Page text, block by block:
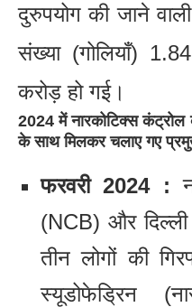
दुरुपयोग की जाने
संख्या (गोलियाँ)
करोड़ हो गई।
2024 में नारकोटिक्स कंट्रोल
के साथ मिलकर चलाए गए
फरवरी 2024 :
(NCB) और
तीन लोगों की
स्यूडोफेड्रिन